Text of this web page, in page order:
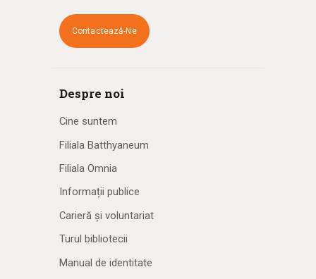
Contactează-Ne
Despre noi
Cine suntem
Filiala Batthyaneum
Filiala Omnia
Informații publice
Carieră și voluntariat
Turul bibliotecii
Manual de identitate